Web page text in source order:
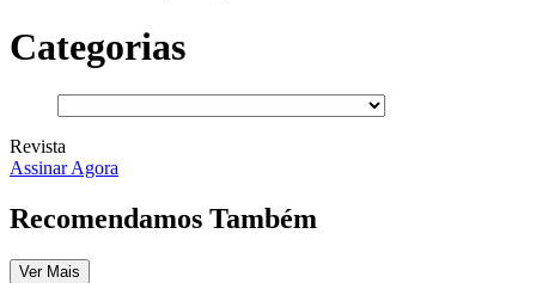
Categorias
Revista
Assinar Agora
Recomendamos Também
Ver Mais